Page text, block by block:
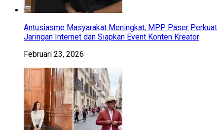
Antusiasme Masyarakat Meningkat, MPP Paser Perkuat
Jaringan Internet dan Siapkan Event Konten Kreator
Februari 23, 2026